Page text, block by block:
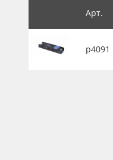
Арт.
р4091